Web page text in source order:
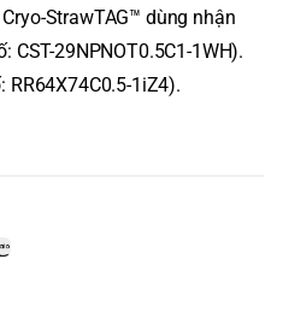
StrawTAG™ dùng nhận
29NPNOT0.5C1-1WH).
1iZ4).